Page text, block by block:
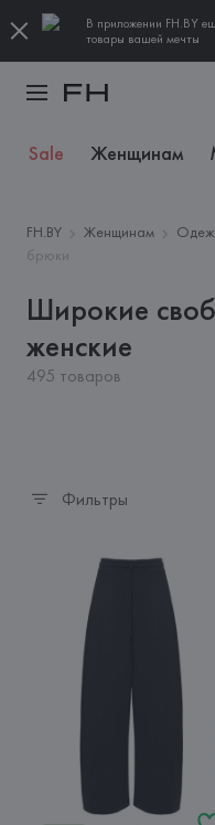
В приложении FH.BY
товары вашей мечты
Sale Женщинам
FH.BY Женщинам
брюки
Широкие
женские
495 товаров
Фильтры